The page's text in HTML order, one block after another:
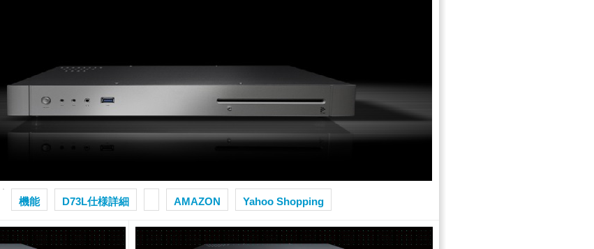
機能 D73L仕様詳細 AMAZON Yahoo Shopping